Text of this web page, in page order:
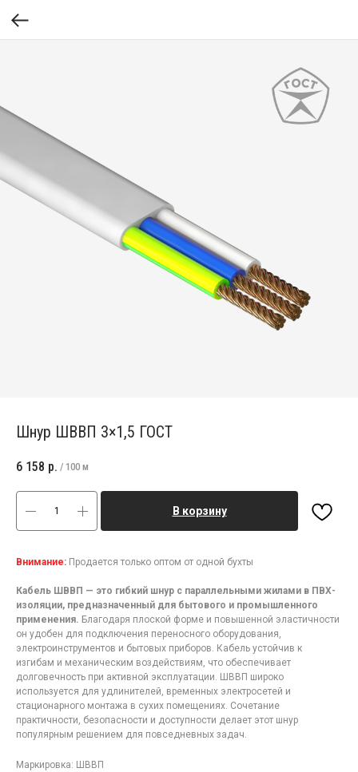
Шнур ШВВП 3×1,5 ГОСТ
6 158 р. / 100 м
В корзину
Внимание: Продается только оптом от одной бухты
Кабель ШВВП — это гибкий шнур с параллельными жилами в ПВХ-
изоляции, предназначенный для бытового и промышленного
применения. Благодаря плоской форме и повышенной эластичности
он удобен для подключения переносного оборудования,
электроинструментов и бытовых приборов. Кабель устойчив к
изгибам и механическим воздействиям, что обеспечивает
долговечность при активной эксплуатации. ШВВП широко
используется для удлинителей, временных электросетей и
стационарного монтажа в сухих помещениях. Сочетание
практичности, безопасности и доступности делает этот шнур
популярным решением для повседневных задач.
Маркировка: ШВВП